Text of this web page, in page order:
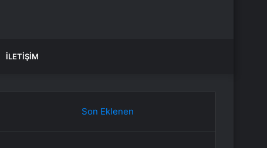
İLETIŞIM
Son Eklenen